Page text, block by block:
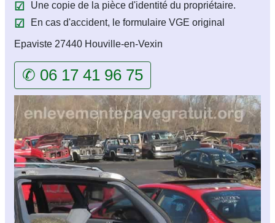
Une copie de la pièce d'identité du propriétaire.
En cas d'accident, le formulaire VGE original
Epaviste 27440 Houville-en-Vexin
✆ 06 17 41 96 75